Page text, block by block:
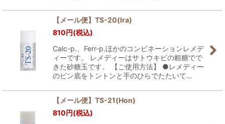
【メール便】TS-20(Ira)
810円(税込)
Calc-p.、Ferr-p.ほかのコンビネーションレメデ
ィーです。 レメディーはサトウキビの粗糖でで
きた砂糖玉です。 【ご使用方法】 ●レメディー
のビン底をトントンと手のひらでたたいて…
【メール便】TS-21(Hon)
810円(税込)